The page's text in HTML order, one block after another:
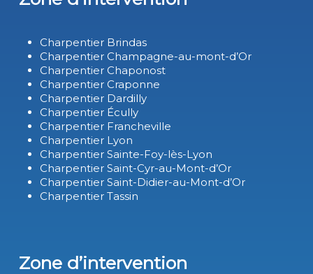
Charpentier Brindas
Charpentier Champagne-au-mont-d’Or
Charpentier Chaponost
Charpentier Craponne
Charpentier Dardilly
Charpentier Écully
Charpentier Francheville
Charpentier Lyon
Charpentier Sainte-Foy-lès-Lyon
Charpentier Saint-Cyr-au-Mont-d’Or
Charpentier Saint-Didier-au-Mont-d’Or
Charpentier Tassin
Zone d’intervention